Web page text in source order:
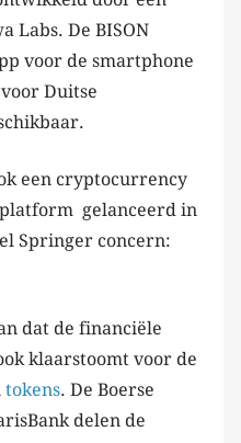
Labs. De BISON
voor de smartphone
Duitse
een cryptocurrency
platform gelanceerd in
Springer concern:
dat de financiële
klaarstoomt voor de
tokens. De Boerse
delen de